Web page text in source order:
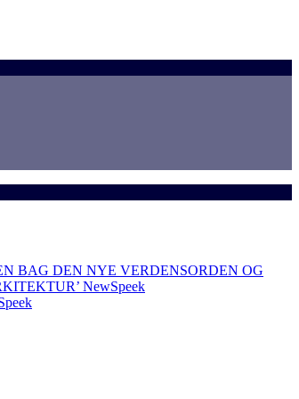
BAG DEN NYE VERDENSORDEN OG
NewSpeek